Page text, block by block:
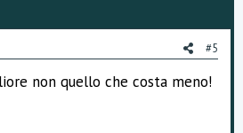
t
e #5
non quello che costa meno!